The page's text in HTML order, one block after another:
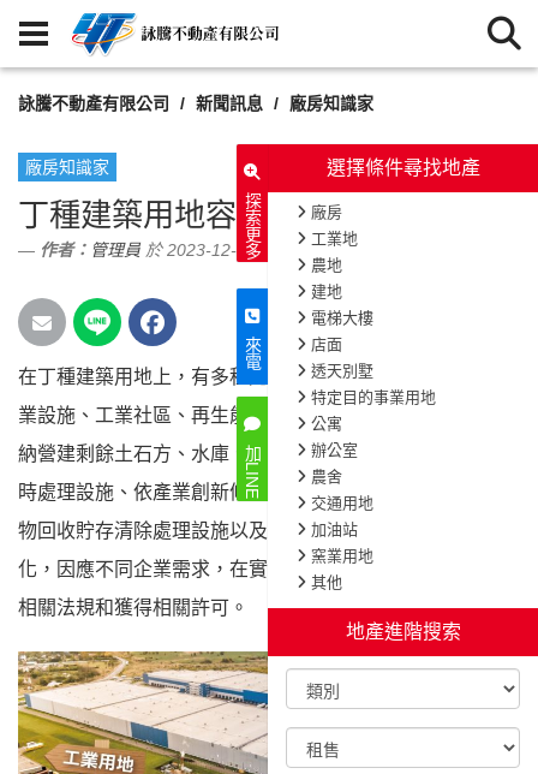
選擇條件尋找地
電梯大樓
透天別墅
特定目的事業用地
交通用地
窯業用地
地產進階搜索
探索更多
來電
加LINE
詠騰不動產有限公司 新聞訊息 廠房知識家
廠房知識家
丁種建築用地容許作何項使用？
作者： 管理員 於 2023-12-22
在丁種建築用地上，有多種允許的使用項目，包括工
業設施、工業社區、再生能源相關設施、臨時堆置收
納營建剩餘土石方、水庫、河川、湖泊淤泥資源再生利用臨
時處理設施、依產業創新條例第39條規定的用地使用、廢棄
物回收貯存清除處理設施以及交通設施。這些使用項目多樣
化，因應不同企業需求，在實際使用時，仍需要遵守各縣市
相關法規和獲得相關許可。